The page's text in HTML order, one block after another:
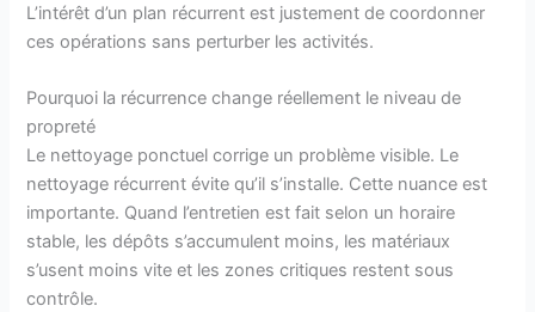
L’intérêt d’un plan récurrent est justement de coordonner
ces opérations sans perturber les activités.
Pourquoi la récurrence change réellement le niveau de
propreté
Le nettoyage ponctuel corrige un problème visible. Le
nettoyage récurrent évite qu’il s’installe. Cette nuance est
importante. Quand l’entretien est fait selon un horaire
stable, les dépôts s’accumulent moins, les matériaux
s’usent moins vite et les zones critiques restent sous
contrôle.